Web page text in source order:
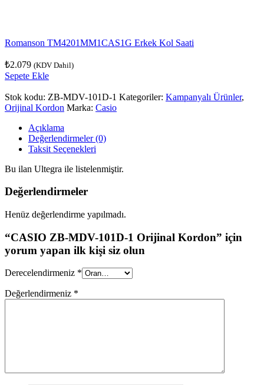
Romanson TM4201MM1CAS1G Erkek Kol Saati
₺2.079 (KDV Dahil)
Sepete Ekle
Stok kodu: ZB-MDV-101D-1 Kategoriler: Kampanyalı Ürünler,
Orijinal Kordon Marka: Casio
Açıklama
Değerlendirmeler (0)
Taksit Seçenekleri
Bu ilan Ultegra ile listelenmiştir.
Değerlendirmeler
Henüz değerlendirme yapılmadı.
“CASIO ZB-MDV-101D-1 Orijinal Kordon” için
yorum yapan ilk kişi siz olun
Derecelendirmeniz *
Değerlendirmeniz *